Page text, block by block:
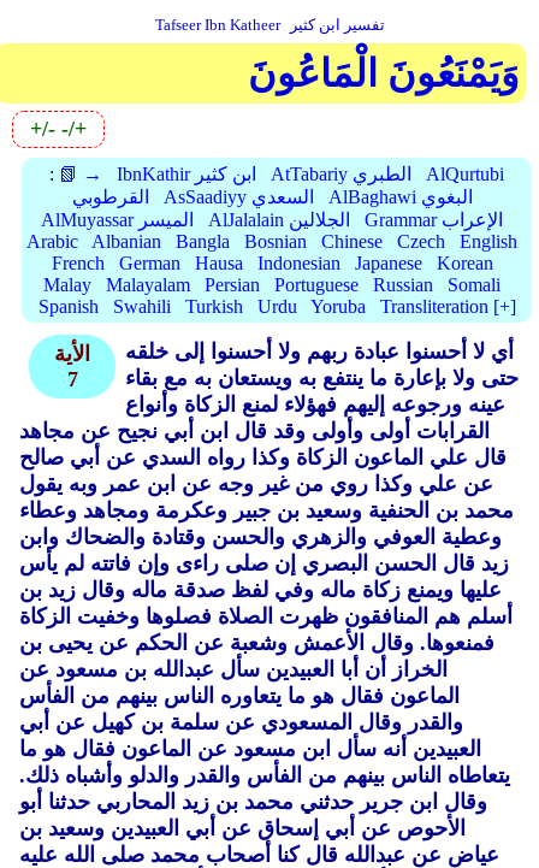
Tafseer Ibn Katheer تفسير ابن كثير
وَيَمْنَعُونَ الْمَاعُونَ
+/- -/+
: 📗 → IbnKathir ابن كثير AtTabariy الطبري
AlQurtubi
القرطوبي
AsSaadiyy السعدي
AlBaghawi البغوي
AlMuyassar الميسر
AlJalalain الجلالين
Grammar الإعراب
Arabic
Albanian Bangla Bosnian Chinese Czech
English
French
German Hausa Indonesian Japanese
Korean
Malay
Malayalam Persian Portuguese Russian
Somali
Spanish
Swahili Turkish Urdu Yoruba Transliteration [+]
الأية
7
أي لا أحسنوا عبادة ربهم ولا أحسنوا إلى خلقه
حتى ولا بإعارة ما ينتفع به ويستعان به مع بقاء
عينه ورجوعه إليهم فهؤلاء لمنع الزكاة وأنواع
القرابات أولى وأولى وقد قال ابن أبي نجيح عن مجاهد
قال علي الماعون الزكاة وكذا رواه السدي عن أبي صالح
عن علي وكذا روي من غير وجه عن ابن عمر وبه يقول
محمد بن الحنفية وسعيد بن جبير وعكرمة ومجاهد وعطاء
وعطية العوفي والزهري والحسن وقتادة والضحاك وابن
زيد قال الحسن البصري إن صلى راءى وإن فاتته لم يأس
عليها ويمنع زكاة ماله وفي لفظ صدقة ماله وقال زيد بن
أسلم هم المنافقون ظهرت الصلاة فصلوها وخفيت الزكاة
فمنعوها. وقال الأعمش وشعبة عن الحكم عن يحيى بن
الخراز أن أبا العبيدين سأل عبدالله بن مسعود عن
الماعون فقال هو ما يتعاوره الناس بينهم من الفأس
والقدر وقال المسعودي عن سلمة بن كهيل عن أبي
العبيدين أنه سأل ابن مسعود عن الماعون فقال هو ما
يتعاطاه الناس بينهم من الفأس والقدر والدلو وأشباه ذلك.
وقال ابن جرير حدثني محمد بن زيد المحاربي حدثنا أبو
الأحوص عن أبي إسحاق عن أبي العبيدين وسعيد بن
عياض عن عبدالله قال كنا أصحاب محمد صلى الله عليه